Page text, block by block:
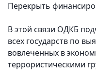
Перекрыть
В этой связи ОДКБ
всех государств по
вовлеченных в
террористическими